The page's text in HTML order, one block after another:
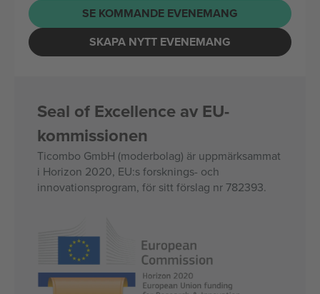
SE KOMMANDE EVENEMANG
SKAPA NYTT EVENEMANG
Seal of Excellence av EU-
kommissionen
Ticombo GmbH (moderbolag) är uppmärksammat
i Horizon 2020, EU:s forsknings- och
innovationsprogram, för sitt förslag nr 782393.